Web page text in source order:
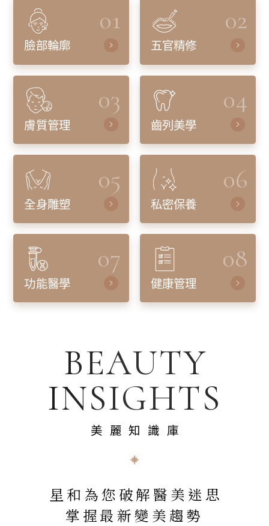
01
臉部輪廓
02
五官精修
03
膚質管理
04
齒列美學
05
全身雕塑
06
私密保養
07
功能醫學
08
健康管理
BEAUTY
INSIGHTS
美麗知識庫
星和為您破解醫美迷思
掌握最新變美趨勢